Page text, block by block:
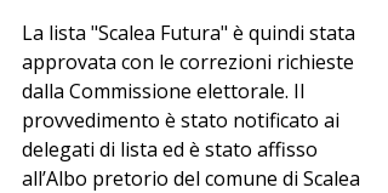
La lista "Scalea Futura" è quindi stata
approvata con le correzioni richieste
dalla Commissione elettorale. Il
provvedimento è stato notificato ai
delegati di lista ed è stato affisso
all’Albo pretorio del comune di Scalea